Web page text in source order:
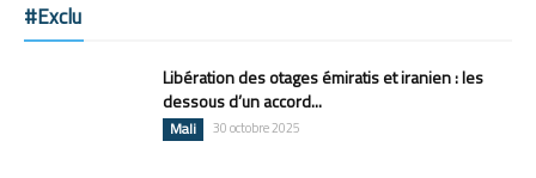
#Exclu
Libération des otages émiratis et iranien : les
dessous d’un accord...
Mali 30 octobre 2025